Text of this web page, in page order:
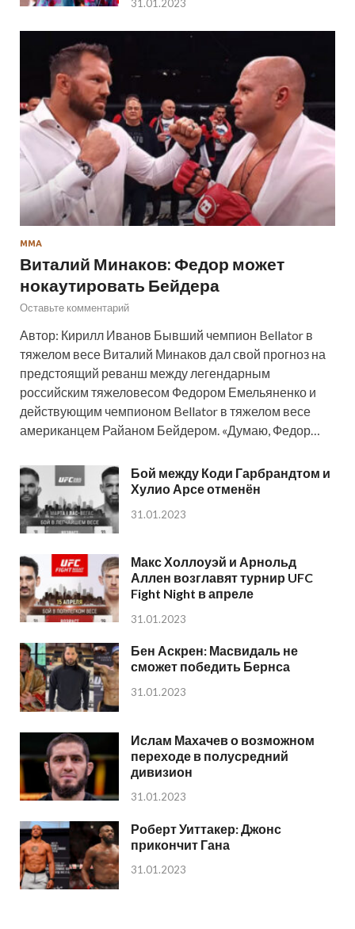
31.01.2023
ММА
Виталий Минаков: Федор может
нокаутировать Бейдера
Оставьте комментарий
Автор: Кирилл Иванов Бывший чемпион Bellator в
тяжелом весе Виталий Минаков дал свой прогноз на
предстоящий реванш между легендарным
российским тяжеловесом Федором Емельяненко и
действующим чемпионом Bellator в тяжелом весе
американцем Райаном Бейдером. «Думаю, Федор…
Бой между Коди Гарбрандтом и
Хулио Арсе отменён
31.01.2023
Макс Холлоуэй и Арнольд
Аллен возглавят турнир UFC
Fight Night в апреле
31.01.2023
Бен Аскрен: Масвидаль не
сможет победить Бернса
31.01.2023
Ислам Махачев о возможном
переходе в полусредний
дивизион
31.01.2023
Роберт Уиттакер: Джонс
прикончит Гана
31.01.2023